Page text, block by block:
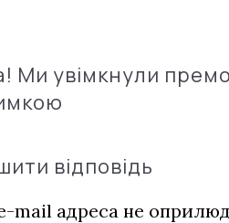
Ми увімкнули
відповідь
mail адреса не